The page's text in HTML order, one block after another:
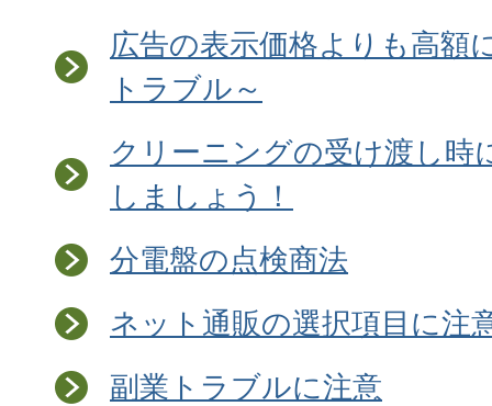
広告の表示価格よりも高額
トラブル～
クリーニングの受け渡し時
しましょう！
分電盤の点検商法
ネット通販の選択項目に注
副業トラブルに注意